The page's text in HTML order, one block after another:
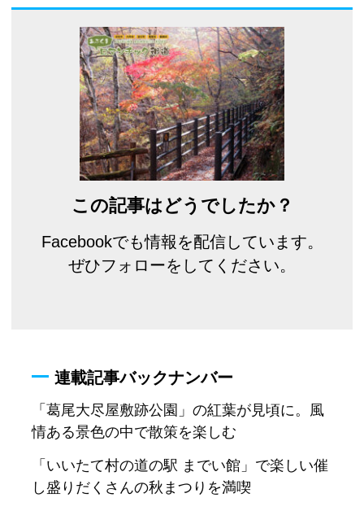
この記事はどうでしたか？
Facebookでも情報を配信しています。
ぜひフォローをしてください。
連載記事バックナンバー
「葛尾大尽屋敷跡公園」の紅葉が見頃に。風
情ある景色の中で散策を楽しむ
「いいたて村の道の駅 までい館」で楽しい催
し盛りだくさんの秋まつりを満喫